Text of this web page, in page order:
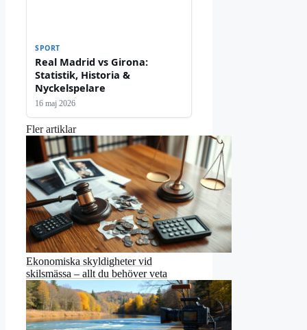
SPORT
Real Madrid vs Girona:
Statistik, Historia &
Nyckelspelare
16 maj 2026
Fler artiklar
Ekonomiska skyldigheter vid
skilsmässa – allt du behöver veta